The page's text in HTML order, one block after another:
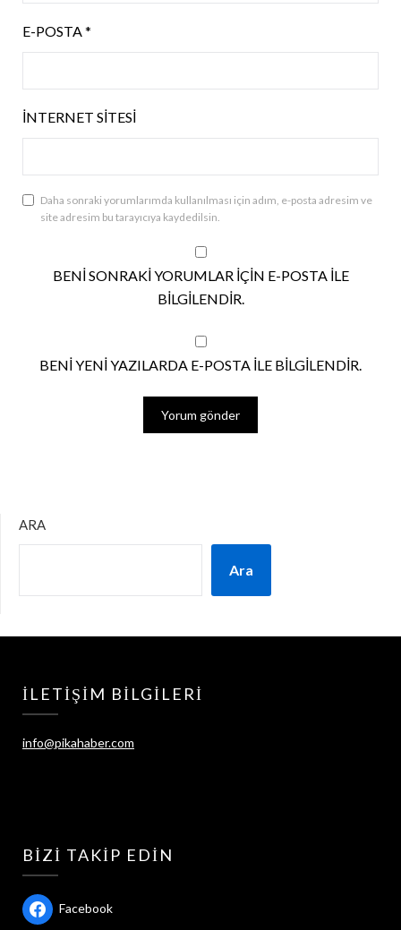
E-POSTA*
İNTERNET SITESI
Daha sonraki yorumlarımda kullanılması için adım, e-posta adresim ve
site adresim bu tarayıcıya kaydedilsin.
BENI SONRAKI YORUMLAR IÇIN E-POSTA ILE
BILGILENDIR.
BENI YENI YAZILARDA E-POSTA ILE BILGILENDIR.
ARA
Ara
İLETIŞIM BILGILERI
info@pikahaber.com
BIZI TAKIP EDIN
Facebook